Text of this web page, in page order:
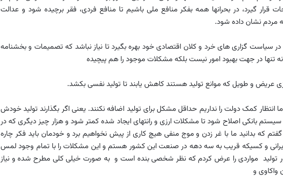
قرار گیرد، در بحرانها همه بفکر منافع ملی باشیم تا منافع فردی، فقر برچیده شود و عدالت
مردم نشان داده شود.
سیاست گزاری های خرد و کلان اقتصادی خود بهره بگیرد تا نیاز نباشد که تصمیمات و بخشنامه
تنها در جهت بهبود امور نیست بلکه مشکلات موجود را هم پیچیده
عریض و طویل که موانع تولید هستند کاهش یابند تا تولید نفسی بکشد.
کمک دولت را نداریم حداقل مشکل برای تولید اضافه نکنند. یعنی اگر بگذارند تولید خودش
بانکی اصلاح شود تا مشکلات ارزی و رانتهای ایجاد شده کمتر شود و هزار چیز دیگری که در
که بدانید ما با غر زدن و موج منفی هیچ کاری از پیش نخواهیم برد و خودمان باید فکر چاره
و کسیکه قریب به سه دهه در صنعت این کشور هستم و این مشکلات را با تمام وجود لمس
تولید مواردی را عرض کردم که نظر شخصی بنده است و به صورت خیلی کلی مطرح شده و نیاز
و